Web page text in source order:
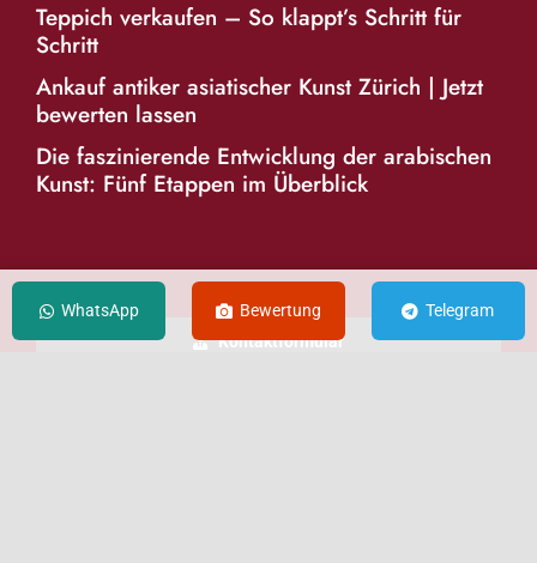
Teppich verkaufen – So klappt’s Schritt für
Schritt
Ankauf antiker asiatischer Kunst Zürich | Jetzt
bewerten lassen
Die faszinierende Entwicklung der arabischen
Kunst: Fünf Etappen im Überblick
Kontaktformular
WhatsApp Bewertung Telegram